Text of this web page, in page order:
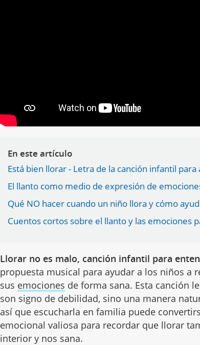
En este artículo
Está bien llorar - Letra de la canción infantil
El llanto como medio de expresión de
Qué NO hacer cuando un niño llora y cómo
Cuentos cortos sobre el llanto y las emociones
Llorar no es malo, canción infantil para
propuesta musical para ayudar a los niños a
sus emociones de forma sana. Esta canción
son signo de debilidad, sino una manera
así que escucharla en familia puede
emocional valiosa para recordar que llorar
interior y nos sana.